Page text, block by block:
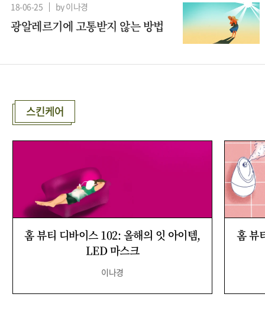
18-06-25 by 이나경
광알레르기에 고통받지 않는 방법
스킨케어
홈 뷰티 디바이스 102: 올해의 잇 아이템,
LED 마스크
이나경
홈 뷰